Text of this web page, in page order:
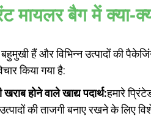
मायलर बैग में क्या-
हैं और विभिन्न उत्पादों की
किया गया है:
होने वाले खाद्य पदार्थ:हमारे
की ताजगी बनाए रखने के लिए